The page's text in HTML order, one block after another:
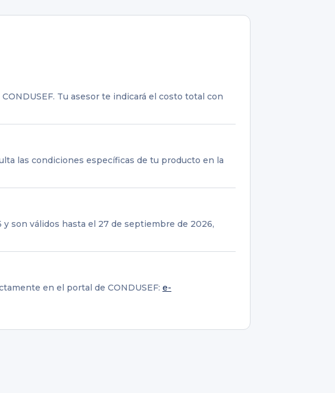
Tu asesor te indicará el costo total con
las condiciones específicas de tu producto en la
son válidos hasta el 27 de septiembre de 2026,
en el portal de CONDUSEF: e-